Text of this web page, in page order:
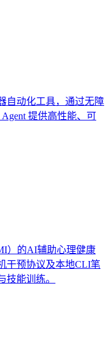
自动化工具，通过无障
提供高性能、可
）的AI辅助心理健康
干预协议及本地CLI笔
技能训练。